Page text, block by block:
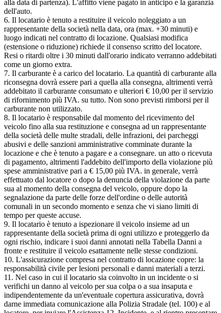
alla data di partenza). L'affitto viene pagato in anticipo e la garanzia
dell'auto.
6. Il locatario è tenuto a restituire il veicolo noleggiato a un
rappresentante della società nella data, ora (max. +30 minuti) e
luogo indicati nel contratto di locazione. Qualsiasi modifica
(estensione o riduzione) richiede il consenso scritto del locatore.
Resi o ritardi oltre i 30 minuti dall'orario indicato verranno addebitati
come un giorno extra.
7. Il carburante è a carico del locatario. La quantità di carburante alla
riconsegna dovrà essere pari a quella alla consegna, altrimenti verrà
addebitato il carburante consumato e ulteriori € 10,00 per il servizio
di rifornimento più IVA. su tutto. Non sono previsti rimborsi per il
carburante non utilizzato.
8. Il locatario è responsabile dal momento del ricevimento del
veicolo fino alla sua restituzione e consegna ad un rappresentante
della società delle multe stradali, delle infrazioni, dei parcheggi
abusivi e delle sanzioni amministrative comminate durante la
locazione e che è tenuto a pagare e a consegnare. un atto o ricevuta
di pagamento, altrimenti l'addebito dell'importo della violazione più
spese amministrative pari a € 15,00 più IVA. in generale, verrà
effettuato dal locatore o dopo la denuncia della violazione da parte
sua al momento della consegna del veicolo, oppure dopo la
segnalazione da parte delle forze dell'ordine o delle autorità
comunali in un secondo momento e senza che vi siano limiti di
tempo per queste accuse.
9. Il locatario è tenuto a ispezionare il veicolo insieme ad un
rappresentante della società prima di ogni utilizzo e proteggerlo da
ogni rischio, indicare i suoi danni annotati nella Tabella Danni a
fronte e restituire il veicolo esattamente nelle stesse condizioni.
10. L'assicurazione compresa nel contratto di locazione copre: la
responsabilità civile per lesioni personali e danni materiali a terzi.
11. Nel caso in cui il locatario sia coinvolto in un incidente o si
verifichi un danno al veicolo per sua colpa o a sua insaputa e
indipendentemente da un'eventuale copertura assicurativa, dovrà
darne immediata comunicazione alla Polizia Stradale (tel. 100) e al